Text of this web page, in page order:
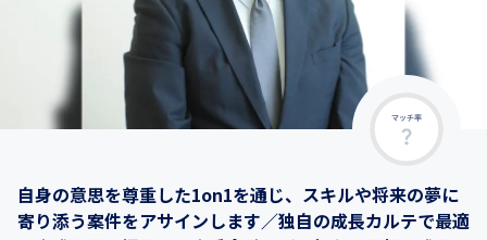
マッチ率
自身の意思を尊重した1on1を通じ、スキルや将来の夢に
寄り添う案件をアサインします／独自の成長カルテで最適